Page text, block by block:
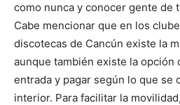
como nunca y conocer gente de
Cabe mencionar que en los
discotecas de Cancún existe la
aunque también existe la opción
entrada y pagar según lo que se
interior. Para facilitar la